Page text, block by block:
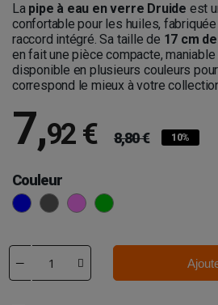
La pipe à eau en verre Druide est
confortable pour les huiles,
raccord intégré. Sa taille de 17 cm
en fait une pièce compacte, maniable
disponible en plusieurs couleurs
correspond le mieux à votre
7,92 € 8,80 € 10%
Couleur
Bleu Gris RoseVert